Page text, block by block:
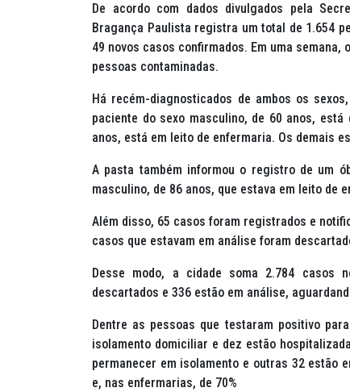
De acordo com dados divulgados pela
Bragança Paulista registra um total de 1.654
49 novos casos confirmados. Em uma
pessoas contaminadas.
Há recém-diagnosticados de ambos os
paciente do sexo masculino, de 60 anos,
anos, está em leito de enfermaria. Os demais
A pasta também informou o registro de um
masculino, de 86 anos, que estava em leito de
Além disso, 65 casos foram registrados e
casos que estavam em análise foram
Desse modo, a cidade soma 2.784 casos
descartados e 336 estão em análise,
Dentre as pessoas que testaram positivo
isolamento domiciliar e dez estão
permanecer em isolamento e outras 32 estão
e, nas enfermarias, de 70%